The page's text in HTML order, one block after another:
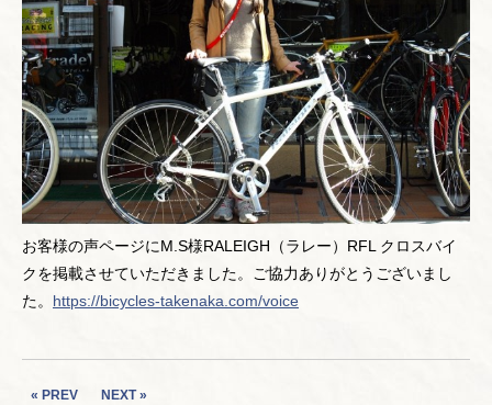
お客様の声ページにM.S様RALEIGH（ラレー）RFL クロスバイ
クを掲載させていただきました。ご協力ありがとうございまし
た。 https://bicycles-takenaka.com/voice
« PREV
NEXT »